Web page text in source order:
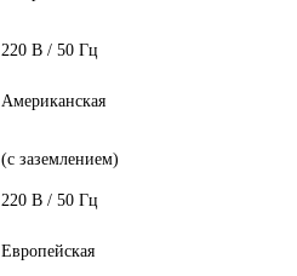
220 В / 50 Гц
Американская
(с заземлением)
220 В / 50 Гц
Европейская